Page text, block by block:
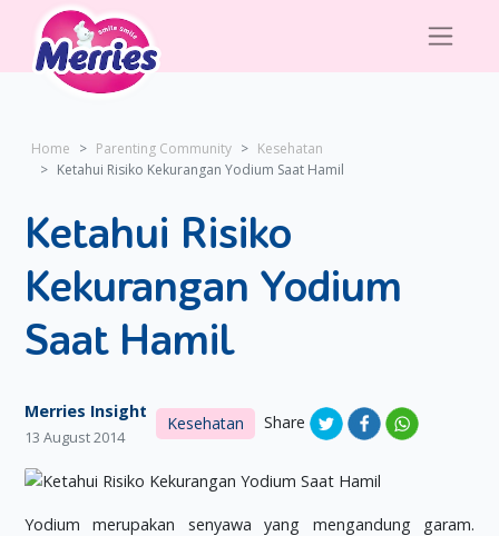
Home Parenting Community
Kesehatan
Ketahui Risiko Kekurangan Yodium Saat Hamil
Ketahui Risiko
Kekurangan Yodium
Saat Hamil
Merries Insight
13 August 2014
Kesehatan Share
Yodium merupakan senyawa yang mengandung garam.